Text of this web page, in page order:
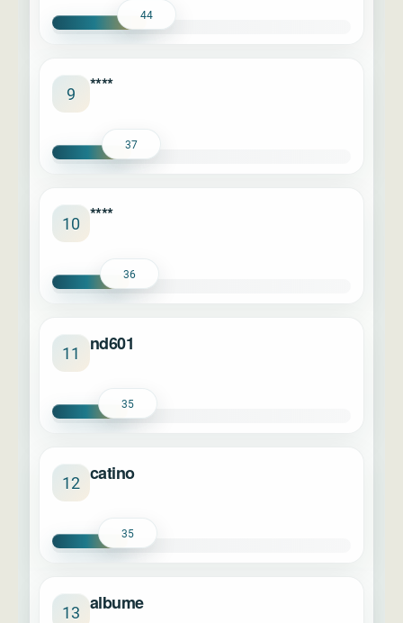
44
9 ****
37
10 ****
36
11 nd601
35
12 catino
35
13 albume